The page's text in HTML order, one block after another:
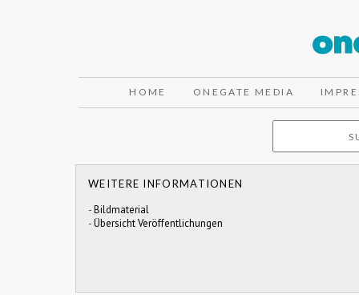
HOME ONEGATE MEDIA
WEITERE INFORMATIONEN
-Bildmaterial
-Übersicht Veröffentlichungen